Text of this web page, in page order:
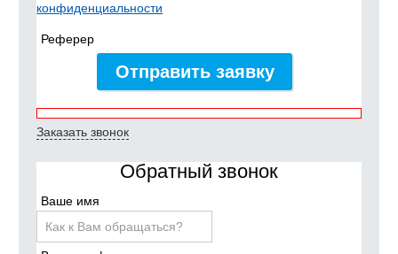
конфиденциальности
Реферер
Отправить заявку
Заказать звонок
Обратный звонок
Ваше имя